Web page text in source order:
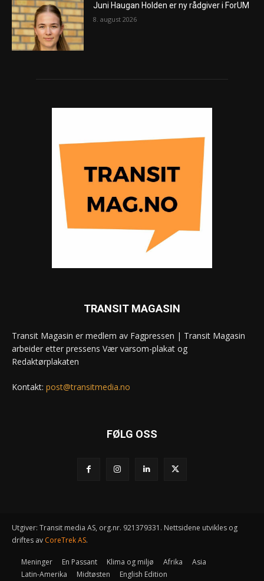
Juni Haugan Holden er ny rådgiver i ForUM
8. august 2026
TRANSIT MAGASIN
Transit Magasin er medlem av Fagpressen | Transit Magasin
arbeider etter pressens Vær varsom-plakat og
Redaktørplakaten
Kontakt: post@transitmedia.no
FØLG OSS
Utgiver: Transit media AS, org.nr. 921379331. Nettsidene utvikles og
driftes av CoreTrek AS.
Meninger En Passant Klima og miljø Afrika
Asia
Latin-Amerika
Midtøsten English Edition